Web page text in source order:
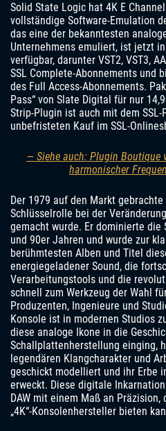
Solid State Logic hat 4K E
vollständige Software-Emulation
das eine der bekanntesten
Unternehmens emuliert, ist jetzt
verfügbar, darunter VST2, VST3,
SSL Complete-Abonnements und
des Full Access-Abonnements.
Pass“ von Slate Digital für nur
Strip-Plugin ist auch mit dem SSL-
unbefristeten Kauf im SSL-
— Siehe auch: Plugin Boutique
harmonischer
Der 1979 auf den Markt
Schlüsselrolle bei der
gemacht wurde. Er dominierte die
und 90er Jahren und wurde zur
berühmtesten Alben und Titel
energiegeladener Sound, die
Verarbeitungstools und die
schnell zum Werkzeug der Wahl
Produzenten, Ingenieure und
Konsole ist in modernen Studios
diese analoge Ikone in die
Schallplattenherstellung einging,
legendären Klangcharakter und
geschickt modelliert und ihr Erbe
erweckt. Diese digitale
DAW mit einem Maß an
„4K“-Konsolenhersteller bieten